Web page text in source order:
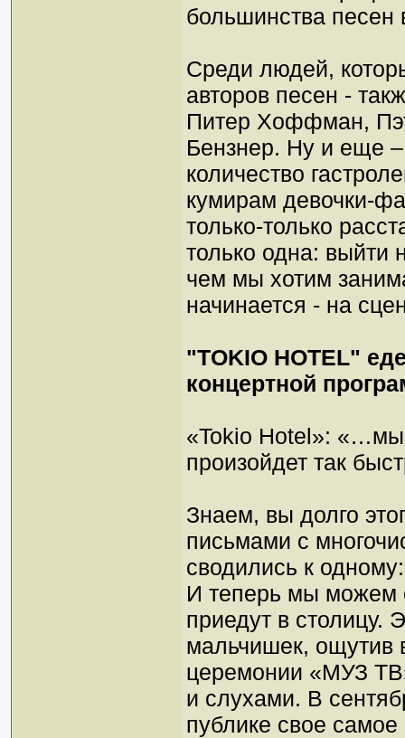
большинства песен
Среди людей,
авторов песен -
Питер Хоффман,
Бензнер. Ну и еще
количество
кумирам девочки-
только-только
только одна: выйти
чем мы хотим
начинается - на
"TOKIO HOTEL"
концертной
«Tokio Hotel»: «…мы
произойдет так
Знаем, вы долго
письмами с
сводились к
И теперь мы можем
приедут в столицу.
мальчишек, ощутив
церемонии «МУЗ
и слухами. В
публике свое